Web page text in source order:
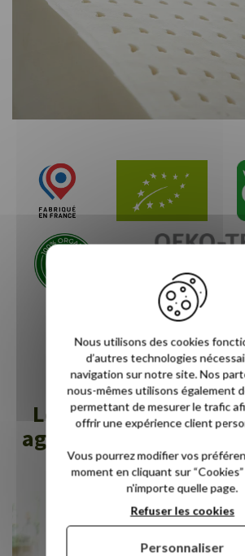
Nos certifications
Les services Novoly
agréables qu'une
sommeil !
Nous utilisons des cookies
d’autres technologies
navigation sur notre site. Nos
nous-mêmes utilisons également
permettant de mesurer le trafic
offrir une expérience client
Vous pourrez modifier vos
moment en cliquant sur
n'importe quelle page.
Refuser les cookies
Personnaliser